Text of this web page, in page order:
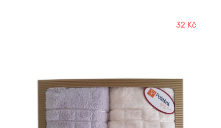
32 Kč